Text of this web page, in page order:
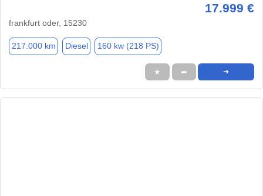
17.999 €
frankfurt oder, 15230
217.000 km Diesel 160 kw (218 PS)
★ ➦ ➜